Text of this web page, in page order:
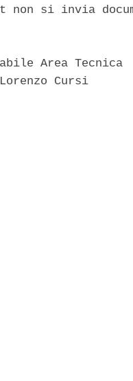
non si invia
Area Tecnica
Cursi